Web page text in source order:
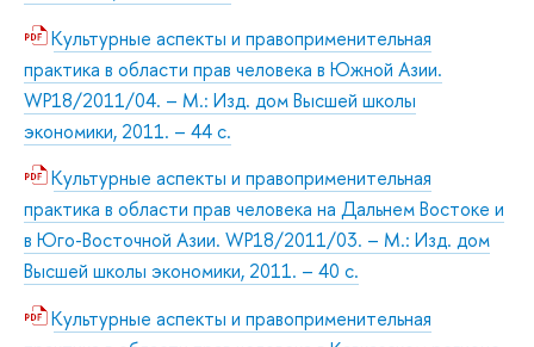
Культурные аспекты и правоприменительная
практика в области прав человека в Южной Азии.
WP18/2011/04. – М.: Изд. дом Высшей школы
экономики, 2011. – 44 с.
Культурные аспекты и правоприменительная
практика в области прав человека на Дальнем Востоке и
в Юго-Восточной Азии. WP18/2011/03. – М.: Изд. дом
Высшей школы экономики, 2011. – 40 с.
Культурные аспекты и правоприменительная